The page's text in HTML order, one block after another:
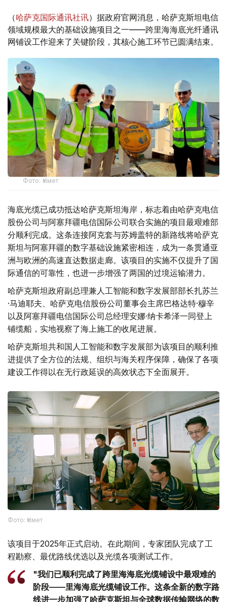
（哈萨克国际通讯社讯）据政府官网消息，哈萨克斯坦电信
领域规模最大的基础设施项目之一——跨里海海底光纤通讯
网铺设工作迎来了关键阶段，其核心施工环节已圆满结束。
Фото: Үкімет
海底光缆已成功抵达哈萨克斯坦海岸，标志着由哈萨克电信
股份公司与阿塞拜疆电信国际公司联合实施的项目最艰难部
分顺利完成。这条连接阿克套与苏姆盖特的新路线将哈萨克
斯坦与阿塞拜疆的数字基础设施紧密相连，成为一条贯通亚
洲与欧洲的高速直达数据走廊。该项目的实施不仅提升了国
际通信的可靠性，也进一步增强了两国的过境运输潜力。
哈萨克斯坦政府副总理兼人工智能和数字发展部部长扎苏兰
·马迪耶夫、哈萨克电信股份公司董事会主席巴格达特·穆辛
以及阿塞拜疆电信国际公司总经理安娜·纳卡希泽一同登上
铺缆船，实地视察了海上施工的收尾进展。
哈萨克斯坦共和国人工智能和数字发展部为该项目的顺利推
进提供了全方位的法规、组织与海关程序保障，确保了各项
建设工作得以在无行政延误的高效状态下全面展开。
Фото: Үкімет
该项目于2025年正式启动。在此期间，专家团队完成了工
程勘察、最优路线优选以及光缆各项测试工作。
"我们已顺利完成了跨里海海底光缆铺设中最艰难的
阶段——里海海底光缆铺设工作。这条全新的数字路
线进一步加强了哈萨克斯坦与全球数据传输网络的数